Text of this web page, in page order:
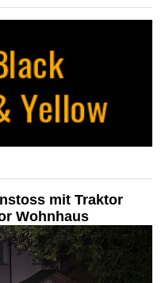
mit Traktor
Wohnhaus